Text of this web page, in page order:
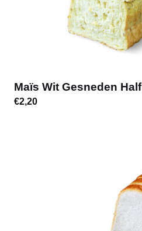
Maïs Wit Gesneden Half
€2,20